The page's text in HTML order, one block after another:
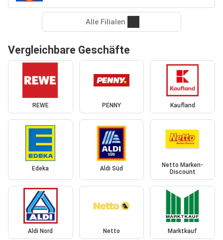
Alle Filialen
Vergleichbare Geschäfte
REWE PENNY Kaufland
Edeka Aldi Süd
Netto Marken-
Discount
Aldi Nord Netto Marktkauf